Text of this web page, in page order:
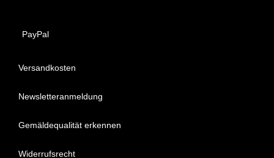
PayPal
Versandkosten
Newsletteranmeldung
Gemäldequalität erkennen
Widerrufsrecht